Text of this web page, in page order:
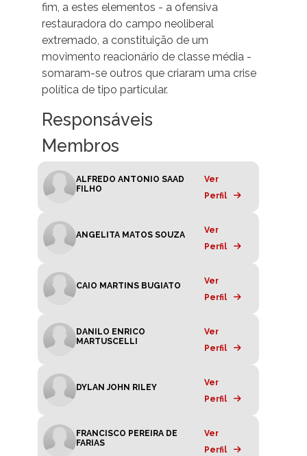
fim, a estes elementos - a ofensiva
restauradora do campo neoliberal
extremado, a constituição de um
movimento reacionário de classe média -
somaram-se outros que criaram uma crise
política de tipo particular.
Responsáveis
Membros
ALFREDO ANTONIO SAAD
FILHO
Ver
Perfil
ANGELITA MATOS SOUZA
Ver
Perfil
CAIO MARTINS BUGIATO
Ver
Perfil
DANILO ENRICO
MARTUSCELLI
Ver
Perfil
DYLAN JOHN RILEY
Ver
Perfil
FRANCISCO PEREIRA DE
FARIAS
Ver
Perfil